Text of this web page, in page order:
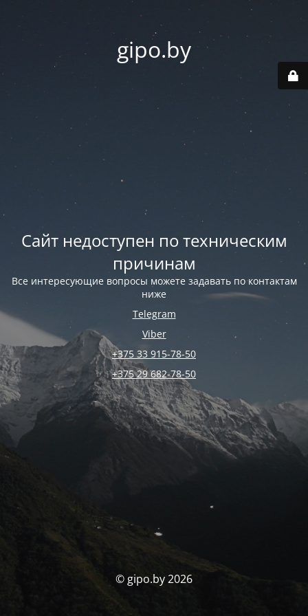
gipo.by
Сайт недоступен по техническим
причинам
Все интересующие вопросы можете задавать по контактам
ниже
Telegram
Viber
+375 33 915-78-50
+375 29 682-78-50
© gipo.by 2026